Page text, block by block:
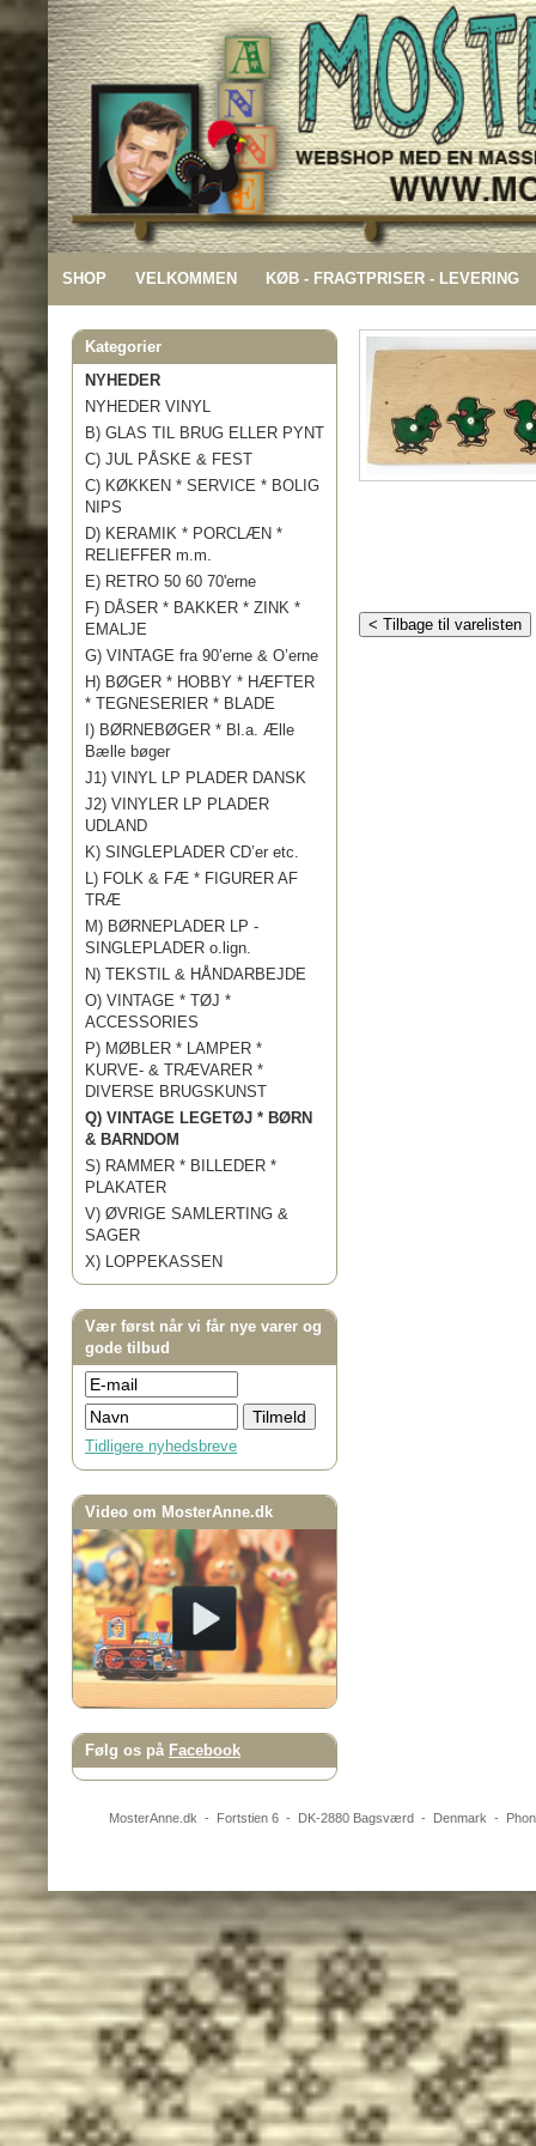
SHOP VELKOMMEN KØB - FRAGTPRISER - LEVERING
Kategorier
NYHEDER
NYHEDER VINYL
B) GLAS TIL BRUG ELLER PYNT
C) JUL PÅSKE & FEST
C) KØKKEN * SERVICE * BOLIG
NIPS
D) KERAMIK * PORCLÆN *
RELIEFFER m.m.
E) RETRO 50 60 70'erne
F) DÅSER * BAKKER * ZINK *
EMALJE
G) VINTAGE fra 90’erne & O’erne
H) BØGER * HOBBY * HÆFTER
* TEGNESERIER * BLADE
I) BØRNEBØGER * Bl.a. Ælle
Bælle bøger
J1) VINYL LP PLADER DANSK
J2) VINYLER LP PLADER
UDLAND
K) SINGLEPLADER CD’er etc.
L) FOLK & FÆ * FIGURER AF
TRÆ
M) BØRNEPLADER LP -
SINGLEPLADER o.lign.
N) TEKSTIL & HÅNDARBEJDE
O) VINTAGE * TØJ *
ACCESSORIES
P) MØBLER * LAMPER *
KURVE- & TRÆVARER *
DIVERSE BRUGSKUNST
Q) VINTAGE LEGETØJ * BØRN
& BARNDOM
S) RAMMER * BILLEDER *
PLAKATER
V) ØVRIGE SAMLERTING &
SAGER
X) LOPPEKASSEN
Vær først når vi får nye varer og
gode tilbud
Tidligere nyhedsbreve
Video om MosterAnne.dk
Følg os på Facebook
< Tilbage til varelisten
MosterAnne.dk - Fortstien 6- DK-2880 Bagsværd- Denmark -